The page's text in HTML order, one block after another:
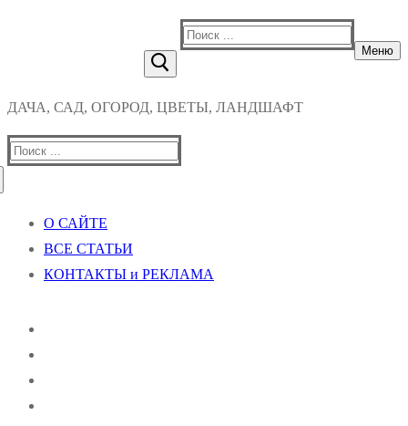
Найти:
Меню
ДАЧА, САД, ОГОРОД, ЦВЕТЫ, ЛАНДШАФТ
Найти:
О САЙТЕ
ВСЕ СТАТЬИ
КОНТАКТЫ и РЕКЛАМА